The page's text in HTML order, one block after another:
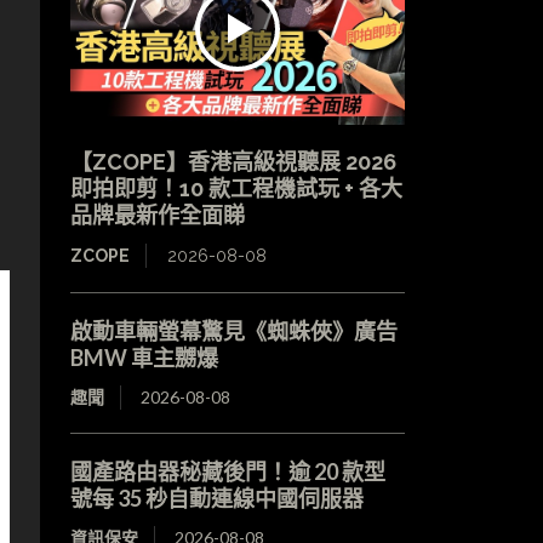
【ZCOPE】香港高級視聽展 2026
即拍即剪！10 款工程機試玩 + 各大
品牌最新作全面睇
ZCOPE 2026-08-08
啟動車輛螢幕驚見《蜘蛛俠》廣告
BMW 車主嬲爆
趣聞 2026-08-08
國產路由器秘藏後門！逾 20 款型
號每 35 秒自動連線中國伺服器
資訊保安 2026-08-08